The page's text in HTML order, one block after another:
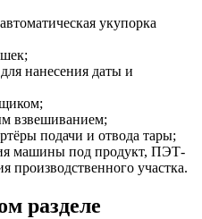
укупорка
нанесения даты и
взвешиванием;
подачи и отвода тары;
машины под продукт, ПЭТ-
производственного участка.
разделе